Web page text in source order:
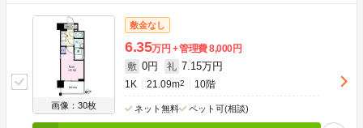
画像：30枚
敷金なし
6.35万円 管理費8,000円
敷 0円 礼 7.15万円
1K 21.09m2 10階
ネット無料 ペット可(相談)